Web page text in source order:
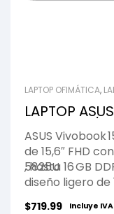
LAPTOP OFIMÁTICA,
LAPTOP
WIN11
ASUS Vivobook
de 15,6″ FHD
5825U
, hasta 16 GB
diseño ligero de
$719.99 Incluye IVA